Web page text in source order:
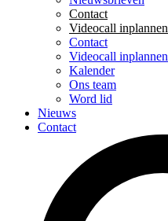
Contact
Videocall inplannen
Contact
Videocall inplannen
Kalender
Ons team
Word lid
Nieuws
Contact